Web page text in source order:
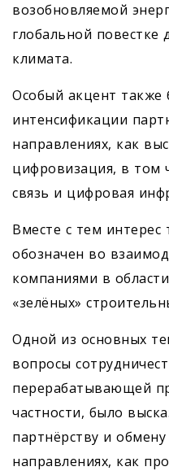
возобновляемой
глобальной повестке
климата.
Особый акцент также
интенсификации
направлениях, как
цифровизация, в том
связь и цифровая
Вместе с тем
обозначен во
компаниями в
«зелёных»
Одной из основных
вопросы
перерабатывающей
частности, было
партнёрству и
направлениях, как